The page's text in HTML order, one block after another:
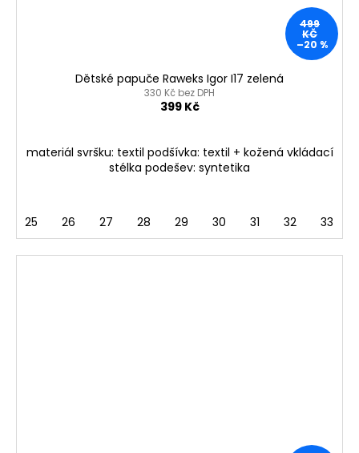
499
KČ
–20 %
Dětské papuče Raweks Igor I17 zelená
330 Kč bez DPH
399 Kč
materiál svršku: textil podšívka: textil + kožená vkládací
stélka podešev: syntetika
25 26 27 28 29 30 31 32 33